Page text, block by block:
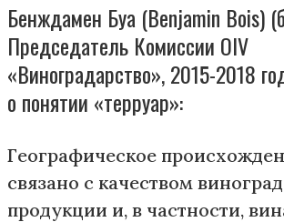
Бенждамен Буа (Benjamin Bois)
Председатель Комиссии OIV
«Виноградарство», 2015-2018
о понятии «терруар»:
Географическое
связано с качеством
продукции и, в частности,